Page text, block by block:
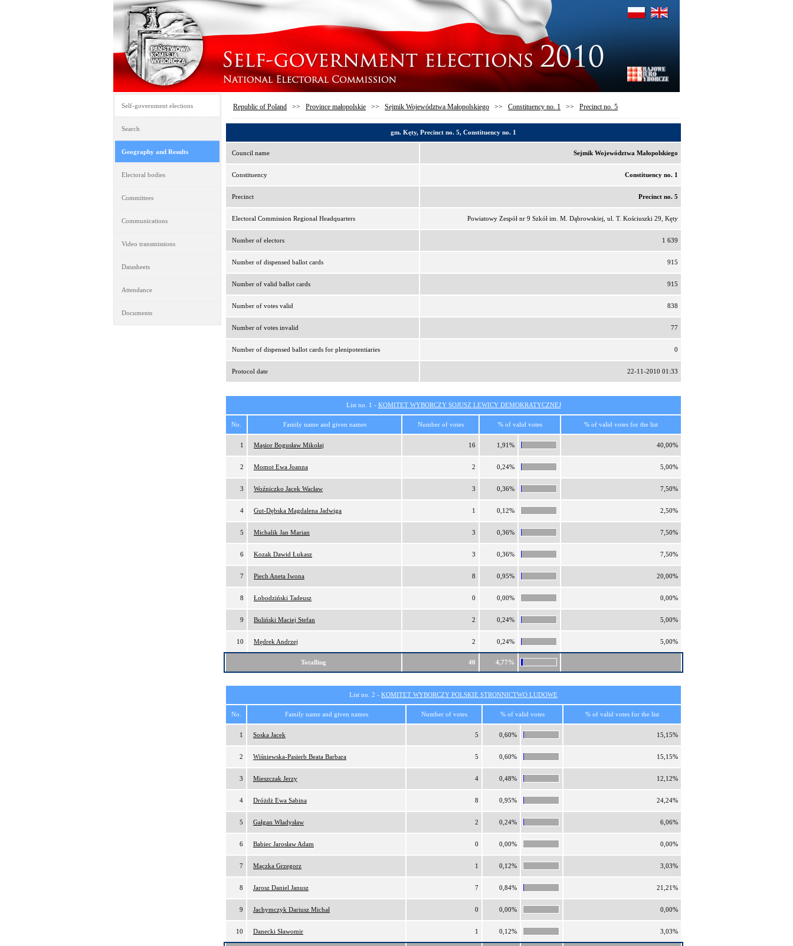
Self-government elections
Search
Geography and Results
Electoral bodies
Committees
Communications
Video transmissions
Datasheets
Attendance
Documents
Republic of Poland >> Province małopolskie >> Sejmik Województwa Małopolskiego >> Constituency no. 1 >> Precinct no. 5
gm. Kęty, Precinct no. 5, Constituency no. 1
Council name Sejmik Województwa Małopolskiego
Constituency Constituency no. 1
Precinct Precinct no. 5
Electoral Commission Regional Headquarters Powiatowy Zespół nr 9 Szkół im. M. Dąbrowskiej, ul. T. Kościuszki 29, Kęty
Number of electors 1 639
Number of dispensed ballot cards 915
Number of valid ballot cards 915
Number of votes valid 838
Number of votes invalid 77
Number of dispensed ballot cards for plenipotentiaries 0
Protocol date 22-11-2010 01:33
List no. 1 - KOMITET WYBORCZY SOJUSZ LEWICY DEMOKRATYCZNEJ
No. Family name and given names Number of votes % of valid votes % of valid votes for the list
1 Mąsior Bogusław Mikołaj 16 1,91% 40,00%
2 Momot Ewa Joanna 2 0,24% 5,00%
3 Woźniczko Jacek Wacław 3 0,36% 7,50%
4 Gut-Dębska Magdalena Jadwiga 1 0,12% 2,50%
5 Michalik Jan Marian 3 0,36% 7,50%
6 Kozak Dawid Łukasz 3 0,36% 7,50%
7 Piech Aneta Iwona 8 0,95% 20,00%
8 Łobodziński Tadeusz 0 0,00% 0,00%
9 Buliński Maciej Stefan 2 0,24% 5,00%
10 Mędrek Andrzej 2 0,24% 5,00%
Totalling 40 4,77%
List no. 2 - KOMITET WYBORCZY POLSKIE STRONNICTWO LUDOWE
No. Family name and given names Number of votes % of valid votes % of valid votes for the list
1 Soska Jacek 5 0,60% 15,15%
2 Wiśniewska-Pasierb Beata Barbara 5 0,60% 15,15%
3 Mieszczak Jerzy 4 0,48% 12,12%
4 Dróżdż Ewa Sabina 8 0,95% 24,24%
5 Gałgan Władysław 2 0,24% 6,06%
6 Babiec Jarosław Adam 0 0,00% 0,00%
7 Mączka Grzegorz 1 0,12% 3,03%
8 Jarosz Daniel Janusz 7 0,84% 21,21%
9 Jachymczyk Dariusz Michał 0 0,00% 0,00%
10 Danecki Sławomir 1 0,12% 3,03%